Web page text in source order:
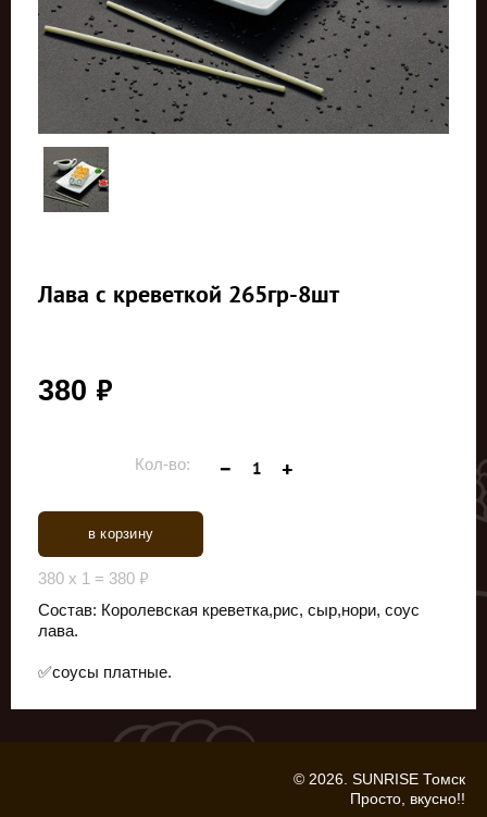
Лава с креветкой 265гр-8шт
380 руб.
Кол-во:
в корзину
380 x 1 = 380 руб.
Состав: Королевская креветка,рис, сыр,нори, соус
лава.
✅соусы платные.
© 2026. SUNRISE Томск
Просто, вкусно!!